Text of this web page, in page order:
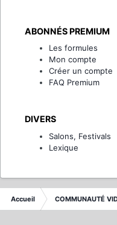
ABONNÉS PREMIUM
Les formules
Mon compte
Créer un compte
FAQ Premium
DIVERS
Salons, Festivals
Lexique
Accueil COMMUNAUTÉ